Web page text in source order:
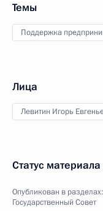
Темы
Поддержка
Лица
Левитин Игорь
Статус материала
Опубликован в разделах:
Государственный Совет